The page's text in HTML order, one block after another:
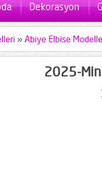
Dekorasyon
»Abiye Elbise
2025-